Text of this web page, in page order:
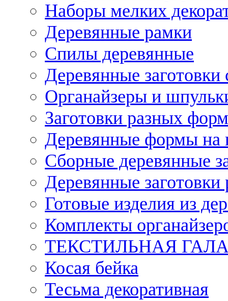
Наборы мелких
Деревянные рамки
Спилы деревянные
Деревянные заготовки
Органайзеры и
Заготовки разных
Деревянные формы на
Сборные деревянные
Деревянные заготовки
Готовые изделия из
Комплекты
ТЕКСТИЛЬНАЯ
Косая бейка
Тесьма декоративная